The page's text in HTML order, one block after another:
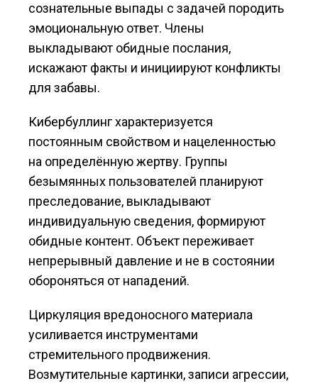
сознательные выпады с задачей породить
эмоциональную ответ. Члены
выкладывают обидные послания,
искажают факты и инициируют конфликты
для забавы.
Кибербуллинг характеризуется
постоянным свойством и нацеленностью
на определённую жертву. Группы
безымянных пользователей планируют
преследование, выкладывают
индивидуальную сведения, формируют
обидные контент. Объект переживает
непрерывный давление и не в состоянии
обороняться от нападений.
Циркуляция вредоносного материала
усиливается инструментами
стремительного продвижения.
Возмутительные картинки, записи агрессии,